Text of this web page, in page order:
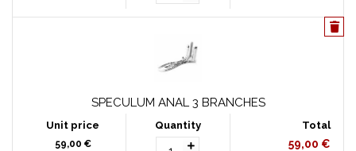
SPECULUM ANAL 3 BRANCHES
59,00 € 59,00 €